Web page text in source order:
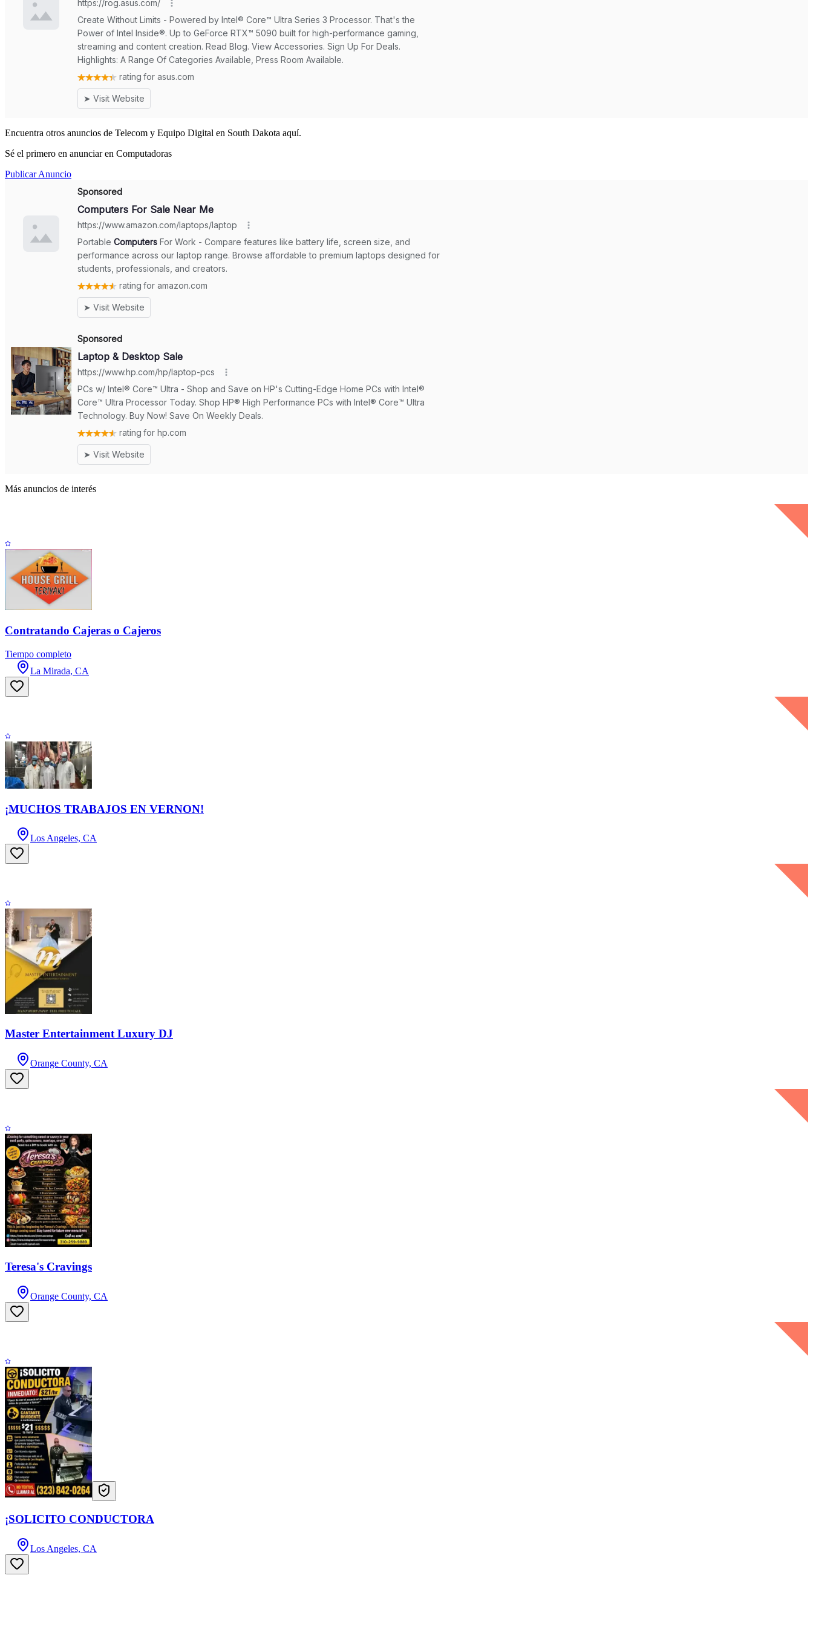
Encuentra otros anuncios de Telecom y Equipo Digital en South Dakota aquí.
Sé el primero en anunciar en Computadoras
Publicar Anuncio
Más anuncios de interés
Contratando Cajeras o Cajeros
Tiempo completo
La Mirada, CA
¡MUCHOS TRABAJOS EN VERNON!
Los Angeles, CA
Master Entertainment Luxury DJ
Orange County, CA
Teresa's Cravings
Orange County, CA
¡SOLICITO CONDUCTORA
Los Angeles, CA